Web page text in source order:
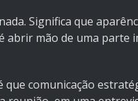
Significa que
abrir mão de uma parte
comunicação